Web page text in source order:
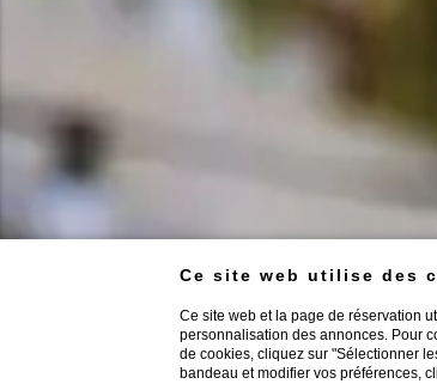
Ce site web utilise des
Ce site web et la page de réservation
personnalisation des annonces. Pour
de cookies, cliquez sur "Sélectionner
bandeau et modifier vos préférences,